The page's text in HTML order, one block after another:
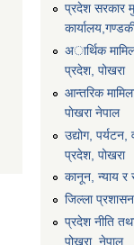
प्रदेश सरकार
अार्थिक
प्रदेश, पोखरा
आन्तरिक
पाेखरा नेपाल
उद्योग,
प्रदेश, पोखरा
कानून, न्याय र
जिल्ला
प्रदेश नीति
पोखरा, नेपाल